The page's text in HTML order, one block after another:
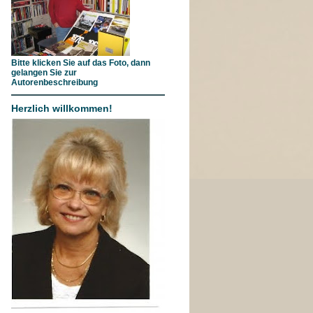
Bitte klicken Sie auf das Foto, dann
gelangen Sie zur
Autorenbeschreibung
Herzlich willkommen!